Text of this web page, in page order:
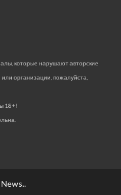
которые нарушают авторские
организации, пожалуйста,
18+!
.